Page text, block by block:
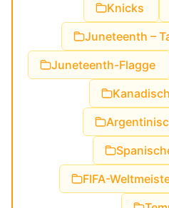
Knicks
Juneteenth –
Juneteenth-Flagge
FIFA-